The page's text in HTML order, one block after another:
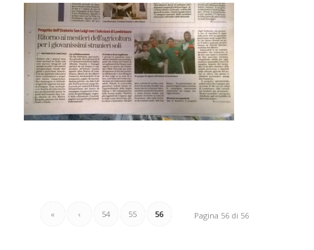
Pagina 56 di 56
« ‹ 54 55 56